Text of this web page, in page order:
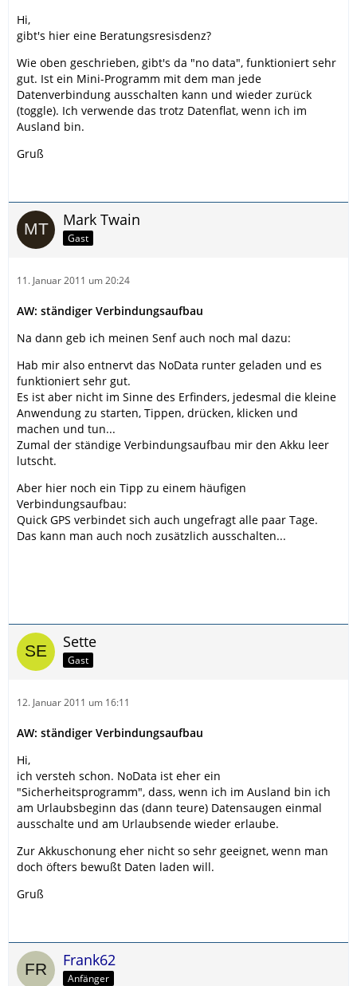
Hi,
gibt's hier eine Beratungsresisdenz?
Wie oben geschrieben, gibt's da "no data", funktioniert sehr
gut. Ist ein Mini-Programm mit dem man jede
Datenverbindung ausschalten kann und wieder zurück
(toggle). Ich verwende das trotz Datenflat, wenn ich im
Ausland bin.
Gruß
Mark Twain
Gast
11. Januar 2011 um 20:24
AW: ständiger Verbindungsaufbau
Na dann geb ich meinen Senf auch noch mal dazu:
Hab mir also entnervt das NoData runter geladen und es
funktioniert sehr gut.
Es ist aber nicht im Sinne des Erfinders, jedesmal die kleine
Anwendung zu starten, Tippen, drücken, klicken und
machen und tun...
Zumal der ständige Verbindungsaufbau mir den Akku leer
lutscht.
Aber hier noch ein Tipp zu einem häufigen
Verbindungsaufbau:
Quick GPS verbindet sich auch ungefragt alle paar Tage.
Das kann man auch noch zusätzlich ausschalten...
Sette
Gast
12. Januar 2011 um 16:11
AW: ständiger Verbindungsaufbau
Hi,
ich versteh schon. NoData ist eher ein
"Sicherheitsprogramm", dass, wenn ich im Ausland bin ich
am Urlaubsbeginn das (dann teure) Datensaugen einmal
ausschalte und am Urlaubsende wieder erlaube.
Zur Akkuschonung eher nicht so sehr geeignet, wenn man
doch öfters bewußt Daten laden will.
Gruß
Frank62
Anfänger